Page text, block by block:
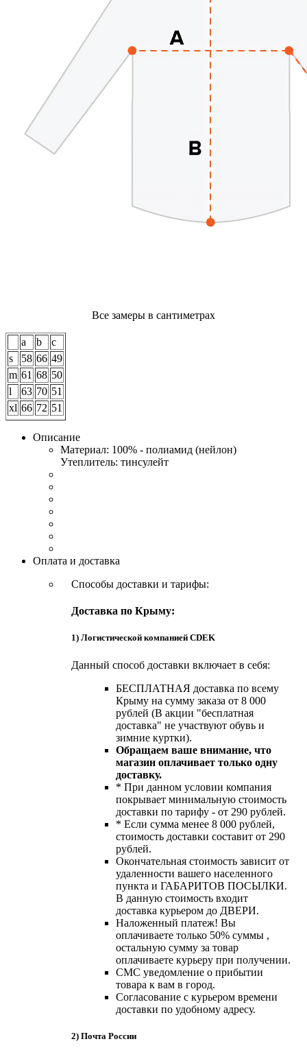
Все замеры в сантиметрах
a b
c
s
58 66 49
m 61 68 50
l
63 70 51
xl 66 72 51
Описание
Материал: 100% - полиамид (нейлон)
Утеплитель: тинсулейт
Оплата и доставка
Способы доставки и тарифы:
Доставка по Крыму:
1) Логистической компанией CDEK
Данный способ доставки включает в себя:
БЕСПЛАТНАЯ доставка по всему
Крыму на сумму заказа от 8 000
рублей (В акции "бесплатная
доставка" не участвуют обувь и
зимние куртки).
Обращаем ваше внимание, что
магазин оплачивает только одну
доставку.
* При данном условии компания
покрывает минимальную стоимость
доставки по тарифу - от 290 рублей.
* Если сумма менее 8 000 рублей,
стоимость доставки составит от 290
рублей.
Окончательная стоимость зависит от
удаленности вашего населенного
пункта и ГАБАРИТОВ ПОСЫЛКИ.
В данную стоимость входит
доставка курьером до ДВЕРИ.
Наложенный платеж! Вы
оплачиваете только 50% суммы ,
остальную сумму за товар
оплачиваете курьеру при получении.
СМС уведомление о прибытии
товара к вам в город.
Согласование с курьером времени
доставки по удобному адресу.
2) Почта России